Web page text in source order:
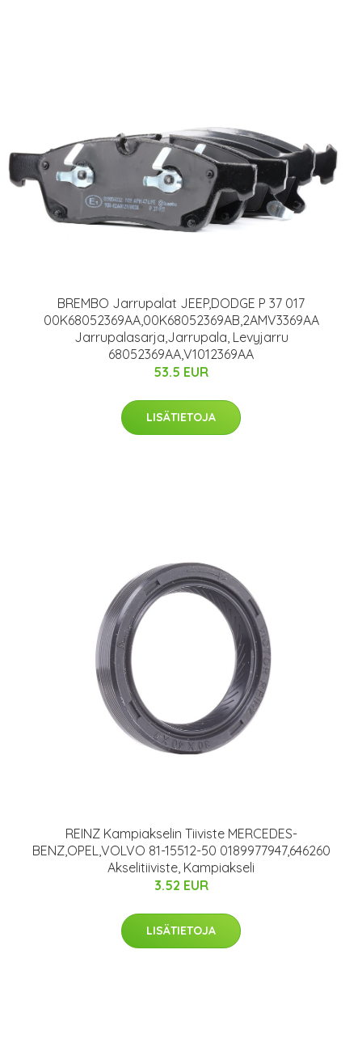
BREMBO Jarrupalat JEEP,DODGE P 37 017
00K68052369AA,00K68052369AB,2AMV3369AA
Jarrupalasarja,Jarrupala, Levyjarru
68052369AA,V1012369AA
53.5 EUR
LISÄTIETOJA
REINZ Kampiakselin Tiiviste MERCEDES-
BENZ,OPEL,VOLVO 81-15512-50 0189977947,646260
Akselitiiviste, Kampiakseli
3.52 EUR
LISÄTIETOJA